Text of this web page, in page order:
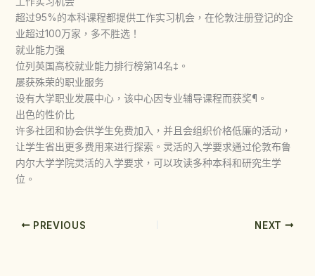
超过95%的本科课程都提供工作实习机会，在伦敦注册登记的企
业超过100万家，多不胜选！
就业能力强
位列英国高校就业能力排行榜第14名‡。
屡获殊荣的职业服务
设有大学职业发展中心，该中心因专业辅导课程而获奖¶。
出色的性价比
许多社团和协会供学生免费加入，并且会组织价格低廉的活动，
让学生省出更多费用来进行探索。灵活的入学要求通过伦敦布鲁
内尔大学学院灵活的入学要求，可以攻读多种本科和研究生学
位。
PREVIOUS NEXT